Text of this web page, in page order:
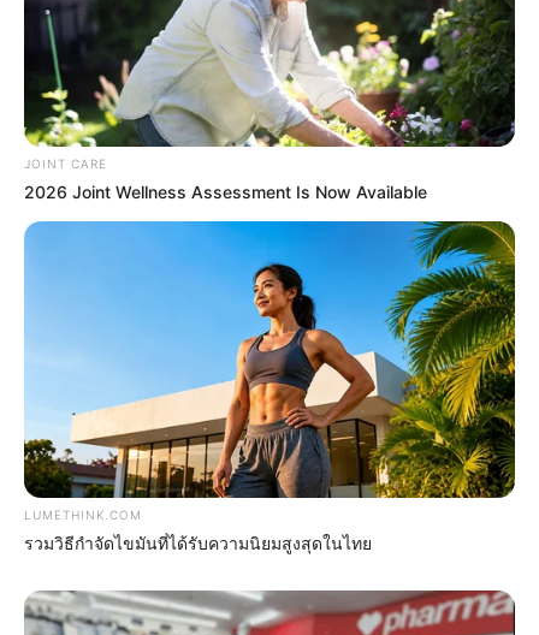
4x Stronger Than Viagra! This To Perform Better
Erase Joint Agony In 7 Days With This Simple
Trick! It's Genius
JOINT CARE
2026 Joint Wellness Assessment Is Now Available
LUMETHINK.COM
รวมวิธีกำจัดไขมันที่ได้รับความนิยมสูงสุดในไทย